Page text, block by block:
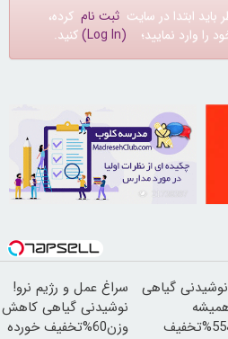
ابتدا در سایت ثبت نام کرده،
را وارد نمایید؛ (Log In) کنید.
گیاهی
سراغ عمل و رژیم نرو!
نوشیدنی گیاهی کاهش
وزن60%تخفیف خورده